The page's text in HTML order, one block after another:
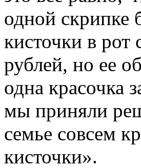
одной скрипке
кисточки в
рублей, но ее
одна красочка
мы приняли
семье совсем
кисточки».